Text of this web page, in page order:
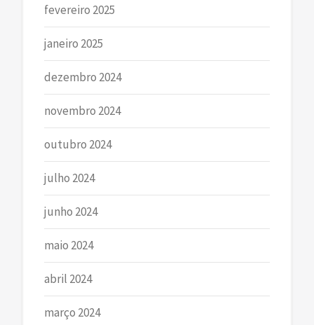
fevereiro 2025
janeiro 2025
dezembro 2024
novembro 2024
outubro 2024
julho 2024
junho 2024
maio 2024
abril 2024
março 2024